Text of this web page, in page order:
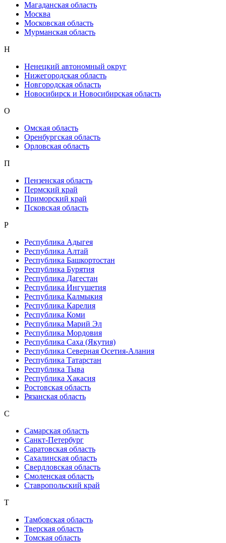
Магаданская область
Москва
Московская область
Мурманская область
Н
Ненецкий автономный округ
Нижегородская область
Новгородская область
Новосибирск и Новосибирская область
О
Омская область
Оренбургская область
Орловская область
П
Пензенская область
Пермский край
Приморский край
Псковская область
Р
Республика Адыгея
Республика Алтай
Республика Башкортостан
Республика Бурятия
Республика Дагестан
Республика Ингушетия
Республика Калмыкия
Республика Карелия
Республика Коми
Республика Марий Эл
Республика Мордовия
Республика Саха (Якутия)
Республика Северная Осетия-Алания
Республика Татарстан
Республика Тыва
Республика Хакасия
Ростовская область
Рязанская область
С
Самарская область
Санкт-Петербург
Саратовская область
Сахалинская область
Свердловская область
Смоленская область
Ставропольский край
Т
Тамбовская область
Тверская область
Томская область